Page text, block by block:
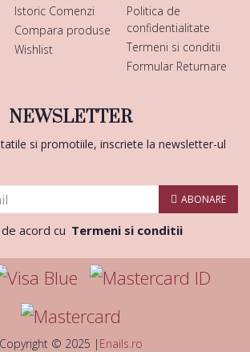
Istoric Comenzi
Compara produse
Wishlist
Politica de
confidentialitate
Termeni si conditii
Formular Returnare
NEWSLETTER
si promotiile, inscriete la newsletter-ul
ABONARE
acord cu Termeni si conditii
Copyright © 2025 | Enails.ro